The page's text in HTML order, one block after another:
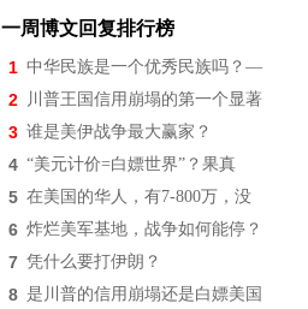
一周博文回复排行榜
1 中华民族是一个优秀民族吗？—
2 川普王国信用崩塌的第一个显著
3 谁是美伊战争最大赢家？
4 “美元计价=白嫖世界”？果真
5 在美国的华人，有7-800万，没
6 炸烂美军基地，战争如何能停？
7 凭什么要打伊朗？
8 是川普的信用崩塌还是白嫖美国